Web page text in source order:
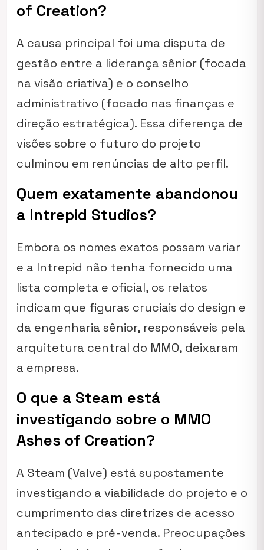
of Creation?
A causa principal foi uma disputa de
gestão entre a liderança sênior (focada
na visão criativa) e o conselho
administrativo (focado nas finanças e
direção estratégica). Essa diferença de
visões sobre o futuro do projeto
culminou em renúncias de alto perfil.
Quem exatamente abandonou
a Intrepid Studios?
Embora os nomes exatos possam variar
e a Intrepid não tenha fornecido uma
lista completa e oficial, os relatos
indicam que figuras cruciais do design e
da engenharia sênior, responsáveis pela
arquitetura central do MMO, deixaram
a empresa.
O que a Steam está
investigando sobre o MMO
Ashes of Creation?
A Steam (Valve) está supostamente
investigando a viabilidade do projeto e o
cumprimento das diretrizes de acesso
antecipado e pré-venda. Preocupações